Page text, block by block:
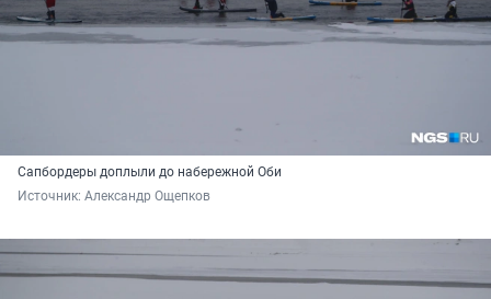
Сапбордеры доплыли до набережной Оби
Источник: Александр Ощепков